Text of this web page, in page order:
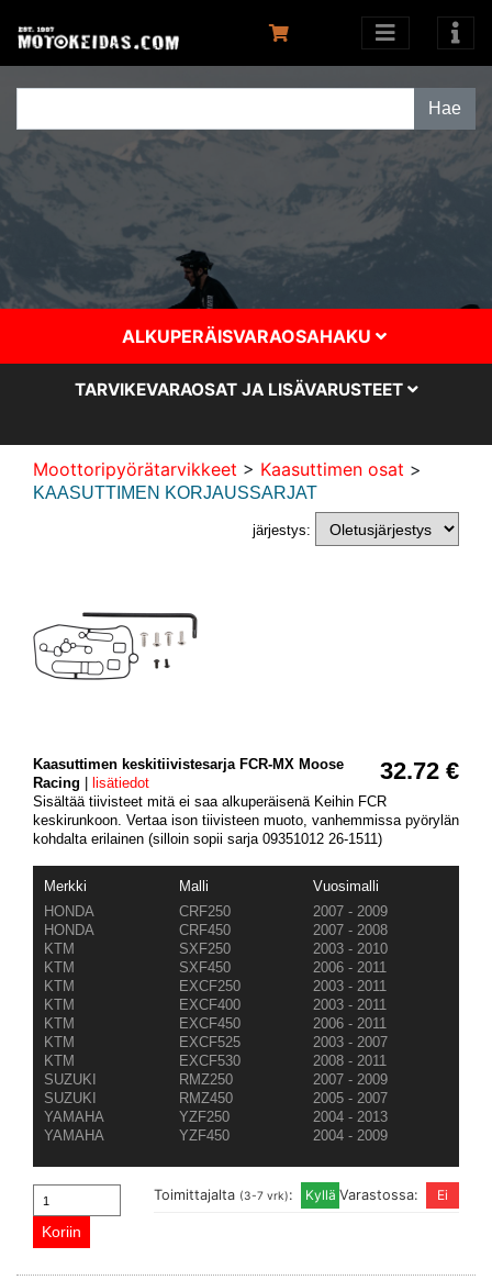
ALKUPERÄISVARAOSAHAKU
TARVIKEVARAOSAT JA LISÄVARUSTEET
Moottoripyörätarvikkeet > Kaasuttimen osat >
KAASUTTIMEN KORJAUSSARJAT
järjestys:
32.72 €
Kaasuttimen keskitiivistesarja FCR-MX Moose
Racing
lisätiedot
Sisältää tiivisteet mitä ei saa alkuperäisenä Keihin FCR
keskirunkoon. Vertaa ison tiivisteen muoto, vanhemmissa pyörylän
kohdalta erilainen (silloin sopii sarja 09351012 26-1511)
Merkki Malli
Vuosimalli
HONDA
CRF250
2007 - 2009
HONDA
CRF450
2007 - 2008
KTM
SXF250
2003 - 2010
KTM
SXF450
2006 - 2011
KTM
EXCF250
2003 - 2011
KTM
EXCF400
2003 - 2011
KTM
EXCF450
2006 - 2011
KTM
EXCF525
2003 - 2007
KTM
EXCF530
2008 - 2011
SUZUKI
RMZ250
2007 - 2009
SUZUKI
RMZ450
2005 - 2007
YAMAHA
YZF250
2004 - 2013
YAMAHA
YZF450 2004 - 2009
Varastossa:
Toimittajalta (3-7 vrk):